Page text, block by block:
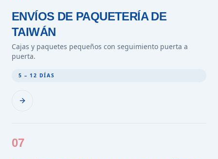
ENVÍOS DE PAQUETERÍA DE
TAIWÁN
Cajas y paquetes pequeños con seguimiento puerta a
puerta.
5 – 12 DÍAS
07